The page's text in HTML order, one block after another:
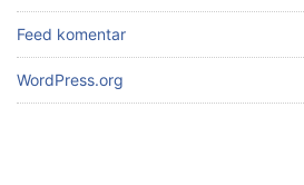
Feed komentar
WordPress.org